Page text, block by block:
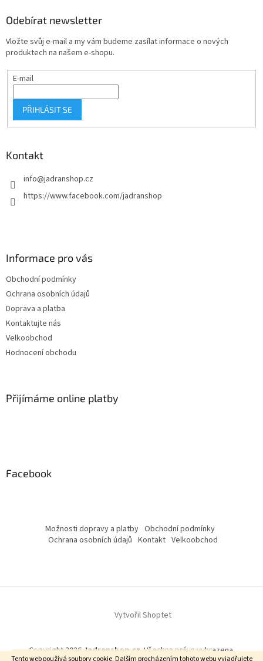
Upozornění: od 17.8 - 31.8.2026 nebude možné objednávat.
Odebírat newsletter
Vložte svůj e-mail a my vám budeme zasílat informace o nových
produktech na našem e-shopu.
E-mail
PŘIHLÁSIT SE
Kontakt
info@jadranshop.cz
https://www.facebook.com/jadranshop
Informace pro vás
Obchodní podmínky
Ochrana osobních údajů
Doprava a platba
Kontaktujte nás
Velkoobchod
Hodnocení obchodu
Přijímáme online platby
Facebook
Možnosti dopravy a platby Obchodní podmínky
Ochrana osobních údajů Kontakt Velkoobchod
Vytvořil Shoptet
Copyright 2026Jadranshop.cz. Všechna práva vyhrazena.